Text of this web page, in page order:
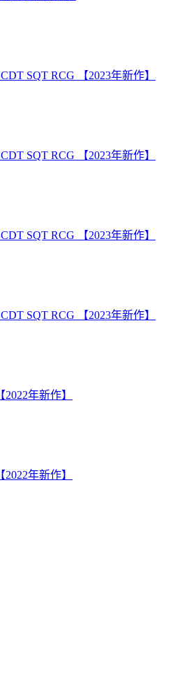
SQT RCG 【2023年新作】
SQT RCG 【2023年新作】
SQT RCG 【2023年新作】
SQT RCG 【2023年新作】
年新作】
年新作】